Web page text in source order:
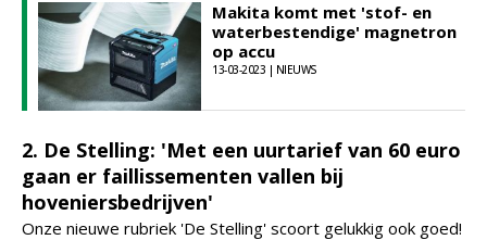
Makita komt met 'stof- en
waterbestendige' magnetron
op accu
13-03-2023 | NIEUWS
2. De Stelling: 'Met een uurtarief van 60 euro
gaan er faillissementen vallen bij
hoveniersbedrijven'
Onze nieuwe rubriek 'De Stelling' scoort gelukkig ook goed!